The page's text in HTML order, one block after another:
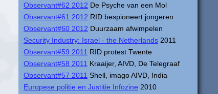
Observant#62 2012 De Psyche van een Mol
Observant#61 2012 RID bespioneert jongeren
Observant#60 2012 Duurzaam afwimpelen
Security Industry: Israel - the Netherlands 2011
Observant#59 2011 RID protest Twente
Observant#58 2011 Kraaijer, AIVD, De Telegraaf
Observant#57 2011 Shell, imago AIVD, India
Europese politie en Justitie Infozine 2010